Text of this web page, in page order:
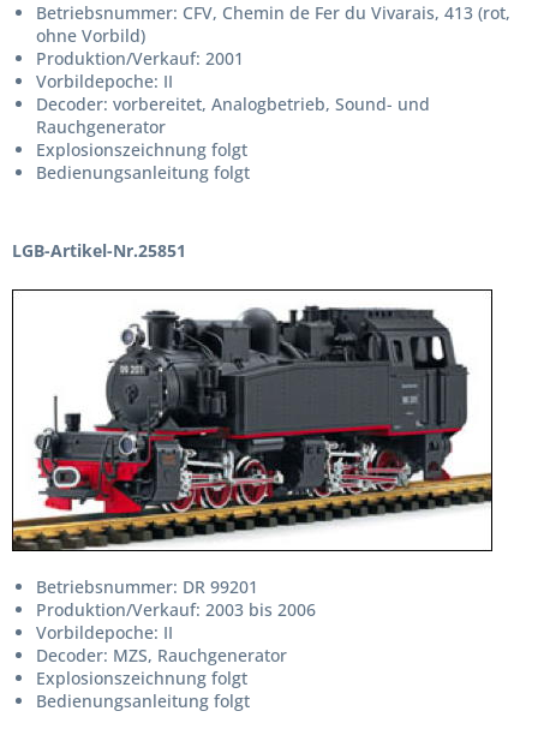
Betriebsnummer: CFV, Chemin de Fer du Vivarais, 413 (rot,
ohne Vorbild)
Produktion/Verkauf: 2001
Vorbildepoche: II
Decoder: vorbereitet, Analogbetrieb, Sound- und
Rauchgenerator
Explosionszeichnung folgt
Bedienungsanleitung folgt
LGB-Artikel-Nr.25851
Betriebsnummer: DR 99201
Produktion/Verkauf: 2003 bis 2006
Vorbildepoche: II
Decoder: MZS, Rauchgenerator
Explosionszeichnung folgt
Bedienungsanleitung folgt